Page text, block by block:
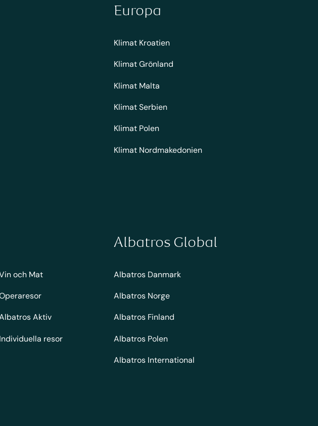
Europa
Klimat Kroatien
Klimat Grönland
Klimat Malta
Klimat Serbien
Klimat Polen
Klimat Nordmakedonien
och Mat
Aktiv
Individuella resor
Albatros Global
Albatros Danmark
Albatros Norge
Albatros Finland
Albatros Polen
Albatros International